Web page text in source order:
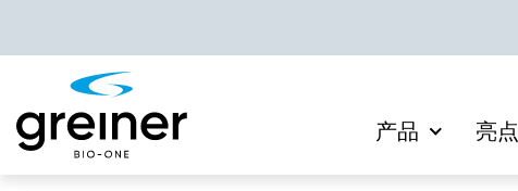
产品 亮点